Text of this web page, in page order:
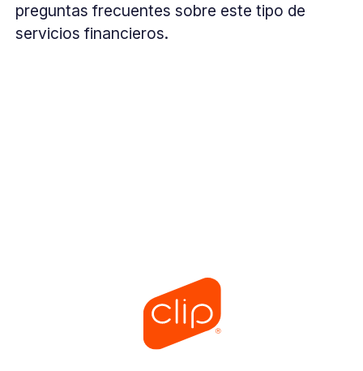
preguntas frecuentes sobre este tipo de
servicios financieros.